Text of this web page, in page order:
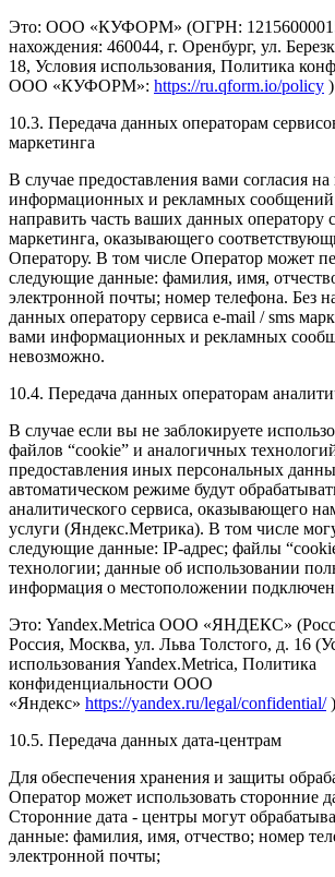
Это: ООО «КУФОРМ» (ОГРН:
нахождения: 460044, г. Оренбург, ул.
18, Условия использования, Политика
ООО «КУФОРМ»: https://ru.qform.io/policy )
10.3. Передача данных операторам
маркетинга
В случае предоставления вами согласия
информационных и рекламных
направить часть ваших данных оператору
маркетинга, оказывающего
Оператору. В том числе Оператор может
следующие данные: фамилия, имя,
электронной почты; номер телефона. Без
данных оператору сервиса e-mail / sms
вами информационных и рекламных
невозможно.
10.4. Передача данных операторам
В случае если вы не заблокируете
файлов “cookie” и аналогичных
предоставления иных персональных
автоматическом режиме будут
аналитического сервиса, оказывающего
услуги (Яндекс.Метрика). В том числе
следующие данные: IP-адрес; файлы
технологии; данные об использовании
информация о местоположении
Это: Yandex.Metrica ООО «ЯНДЕКС»
Россия, Москва, ул. Льва Толстого, д. 16
использования Yandex.Metrica, Политика
конфиденциальности ООО
«Яндекс» https://yandex.ru/legal/confidential/)
10.5. Передача данных дата-центрам
Для обеспечения хранения и защиты
Оператор может использовать сторонние
Сторонние дата - центры могут
данные: фамилия, имя, отчество; номер
электронной почты;